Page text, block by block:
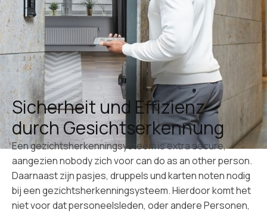
Sicherheit und Effizienz
durch Gesichtserkennung
Een gezichtsherkenningsysteem is extra secure,
aangezien nobody zich voor can do as an other person.
Daarnaast zijn pasjes, druppels und karten noten nodig
bij een gezichtsherkenningsysteem. Hierdoor komt het
niet voor dat personeelsleden, oder andere Personen,